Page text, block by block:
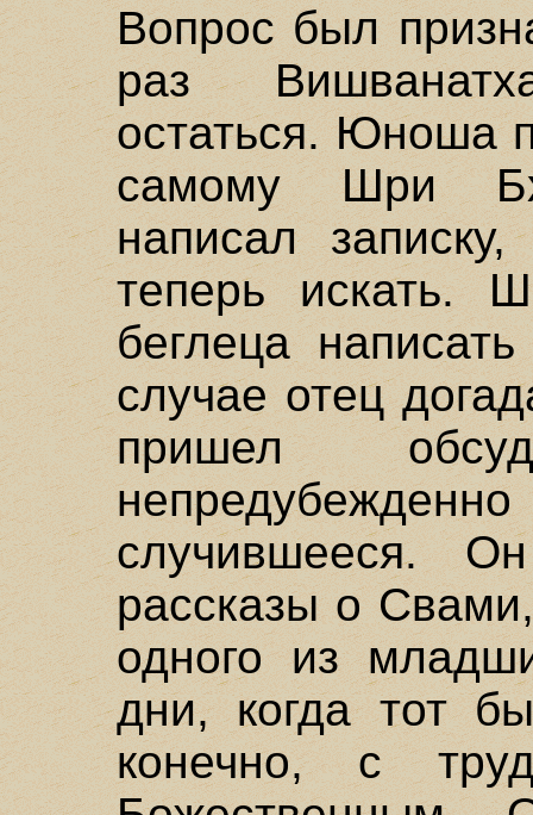
Вопрос был
раз
остаться. Юноша
самому Шри
написал
теперь искать.
беглеца
случае отец
пришел
случившееся.
рассказы о
одного из
дни, когда тот
конечно, с